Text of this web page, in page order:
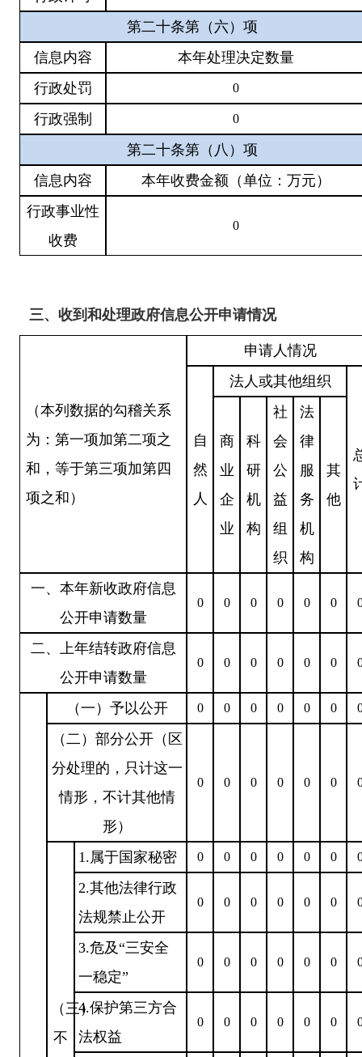
第二十条第（六）项
信息内容
本年处理决定数量
行政处罚
0
行政强制 0
第二十条第（八）项
信息内容
本年收费金额（单位：万元）
行政事业性
收费
0
三、收到和处理政府信息公开申请情况
（本列数据的勾稽关系
为：第一项加第二项之
和，等于第三项加第四
项之和）
申请人情况
自
然
人
法人或其他组织
商
业
企
业
科
研
机
构
社
会
公
益
组
织
法
律
服
务
机
构
其
他
一、本年新收政府信息
公开申请数量
0 0 0 0 0 0
二、上年结转政府信息
公开申请数量
0 0 0 0 0 0
（一）予以公开 0 0 0 0 0 0
（二）部分公开（区
分处理的，只计这一
情形，不计其他情
形）
0 0 0 0 0 0
（三）
不
1.属于国家秘密 0 0 0 0 0 0
2.其他法律行政
法规禁止公开
0 0 0 0 0 0
3.危及“三安全
一稳定”
0 0 0 0 0 0
4.保护第三方合
法权益
0 0 0 0 0 0